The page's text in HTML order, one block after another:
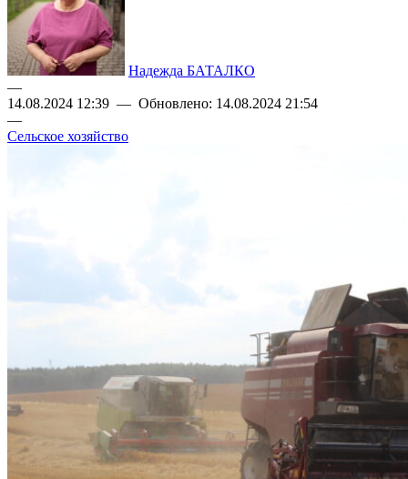
Надежда БАТАЛКО
—
14.08.2024 12:39 — Обновлено: 14.08.2024 21:54
—
Сельское хозяйство